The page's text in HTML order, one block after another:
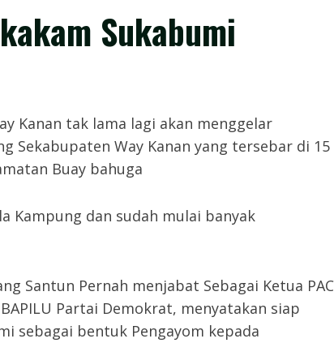
Sukabumi
Kanan tak lama lagi akan menggelar
Sekabupaten Way Kanan yang tersebar di 15
Buay bahuga
Kampung dan sudah mulai banyak
Santun Pernah menjabat Sebagai Ketua PAC
Partai Demokrat, menyatakan siap
sebagai bentuk Pengayom kepada